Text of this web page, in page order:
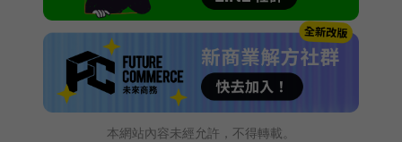
本網站內容未經允許，不得轉載。